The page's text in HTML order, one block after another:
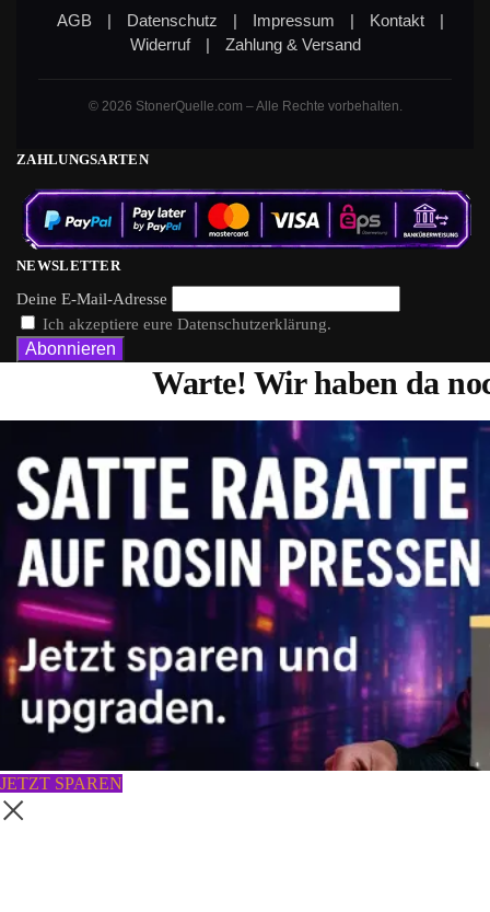
AGB | Datenschutz | Impressum | Kontakt
|
Widerruf
| Zahlung & Versand
© 2026 StonerQuelle.com – Alle Rechte vorbehalten.
ZAHLUNGSARTEN
NEWSLETTER
Deine E-Mail-Adresse
Ich akzeptiere eure Datenschutzerklärung.
Warte! Wir haben da
JETZT SPAREN